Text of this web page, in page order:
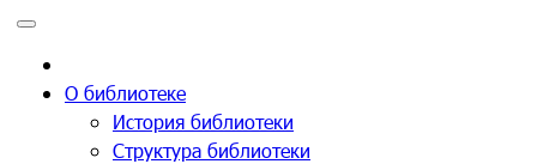
содержимому
О библиотеке
История библиотеки
Структура библиотеки